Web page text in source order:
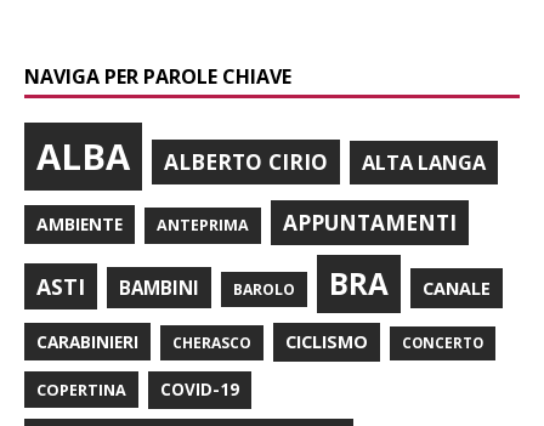
NAVIGA PER PAROLE CHIAVE
ALBA ALBERTO CIRIO ALTA LANGA
AMBIENTE ANTEPRIMA APPUNTAMENTI
ASTI BAMBINI BAROLO BRA CANALE
CARABINIERI CHERASCO CICLISMO CONCERTO
COPERTINA COVID-19